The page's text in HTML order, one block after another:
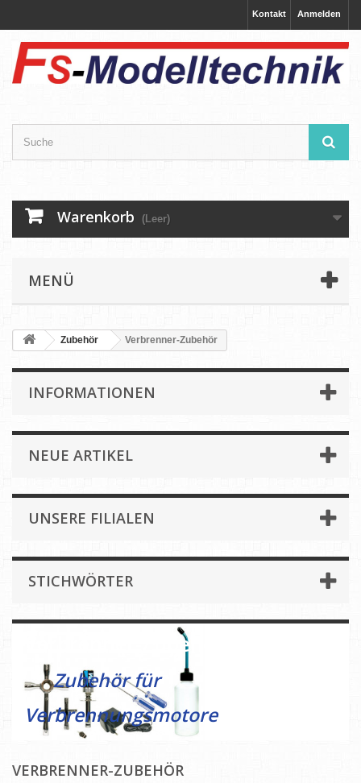
Anmelden
Kontakt
Warenkorb (Leer)
MENÜ
Zubehör Verbrenner-Zubehör
INFORMATIONEN
NEUE ARTIKEL
UNSERE FILIALEN
STICHWÖRTER
Verbrenner-Zubehör
Zubehör für
Verbrennungsmotore
VERBRENNER-ZUBEHÖR